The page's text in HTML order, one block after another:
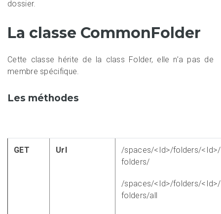
dossier.
La classe CommonFolder
Cette classe hérite de la class Folder, elle n’a pas de
membre spécifique.
Les méthodes
GET Url
/spaces/<Id>/folders/
folders/
/spaces/<Id>/folders/
folders/all